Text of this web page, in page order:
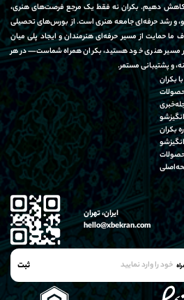
کاهش دهیم. بکران نه فقط یک مرجع فرصت‌های هنری،
و رشد حرفه‌ای جامعه هنری است. از بورس‌های تحصیلی
حمایت از مسیر حرفه‌ای هنرمندان و ایجاد پلی میان
هنری خود هستید، بکران همراه شماست—در هر
و پشتیبانی مستمر.
بکران
بکران
ایران، تهران
hello@xbekran.com
ثبت